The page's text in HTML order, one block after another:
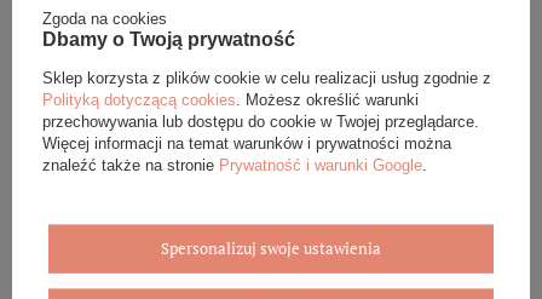
DANE SZCZEGÓŁOWE
OPINIE (0)
Zgoda na cookies
Dbamy o Twoją prywatność
Sklep korzysta z plików cookie w celu realizacji usług zgodnie z
Polityką dotyczącą cookies . Możesz określić warunki
przechowywania lub dostępu do cookie w Twojej przeglądarce.
Więcej informacji na temat warunków i prywatności można
znaleźć także na stronie Prywatność i warunki Google
Spersonalizuj swoje ustawienia